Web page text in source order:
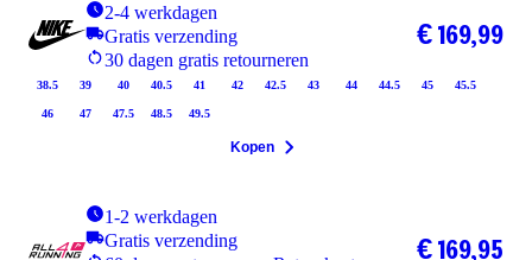
2-4 werkdagen
Gratis verzending
30 dagen gratis retourneren
38.5 39 40 40.5 41 42 42.5 43 44 44.5 45 45.5
46 47 47.5 48.5 49.5
€ 169,99
Kopen
1-2 werkdagen
Gratis verzending
€ 169,95